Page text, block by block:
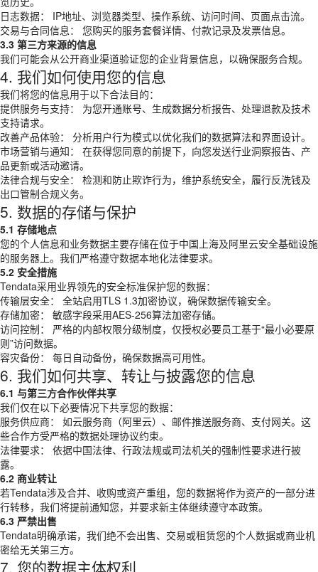
日志数据： IP地址、浏览器类型、操作系统、访问时间、页面点击流。
交易与合同信息： 您购买的服务套餐详情、付款记录及发票信息。
3.3 第三方来源的信息
我们可能会从公开商业渠道验证您的企业背景信息，以确保服务合规。
4. 我们如何使用您的信息
我们将您的信息用于以下合法目的：
提供服务与支持： 为您开通账号、生成数据分析报告、处理退款及技术
支持请求。
改善产品体验： 分析用户行为模式以优化我们的数据算法和界面设计。
市场营销与通知： 在获得您同意的前提下，向您发送行业洞察报告、产
品更新或活动邀请。
法律合规与安全： 检测和防止欺诈行为，维护系统安全，履行反洗钱及
出口管制合规义务。
5. 数据的存储与保护
5.1 存储地点
您的个人信息和业务数据主要存储在位于中国上海及阿里云安全基础设施
的服务器上。我们严格遵守数据本地化法律要求。
5.2 安全措施
Tendata采用业界领先的安全标准保护您的数据：
传输层安全： 全站启用TLS 1.3加密协议，确保数据传输安全。
存储加密： 敏感字段采用AES-256算法加密存储。
访问控制： 严格的内部权限分级制度，仅授权必要员工基于“最小必要原
则”访问数据。
容灾备份： 每日自动备份，确保数据高可用性。
6. 我们如何共享、转让与披露您的信息
6.1 与第三方合作伙伴共享
我们仅在以下必要情况下共享您的数据：
服务供应商： 如云服务商（阿里云）、邮件推送服务商、支付网关。这
些合作方受严格的数据处理协议约束。
法律要求： 依据中国法律、行政法规或司法机关的强制性要求进行披
露。
6.2 商业转让
若Tendata涉及合并、收购或资产重组，您的数据将作为资产的一部分进
行转移，我们将提前通知您，并要求新主体继续遵守本政策。
6.3 严禁出售
Tendata明确承诺，我们绝不会出售、交易或租赁您的个人数据或商业机
密给无关第三方。
7. 您的数据主体权利